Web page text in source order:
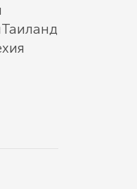
Таиланд